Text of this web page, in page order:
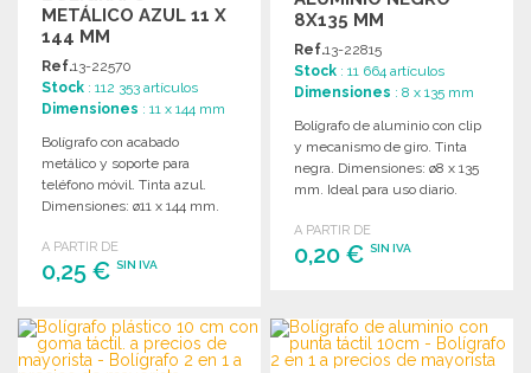
METÁLICO AZUL 11 X
144 MM
Ref.13-22570
Stock : 112 353 artículos
Dimensiones : 11 x 144 mm
Bolígrafo con acabado
metálico y soporte para
teléfono móvil. Tinta azul.
Dimensiones: ø11 x 144 mm.
A PARTIR DE
0,25 € SIN IVA
PEDIR
Solicitar un presupuesto
8X135 MM
Ref.13-22815
Stock : 11 664 artículos
Dimensiones : 8 x 135 mm
Bolígrafo de aluminio con clip
y mecanismo de giro. Tinta
negra. Dimensiones: ø8 x 135
mm. Ideal para uso diario.
A PARTIR DE
0,20 €SIN IVA
Solicitar un presupuesto